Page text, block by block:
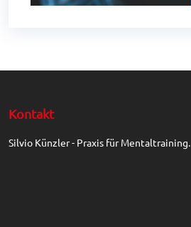
Kontakt
Silvio Künzler - Praxis für Mentaltraining.